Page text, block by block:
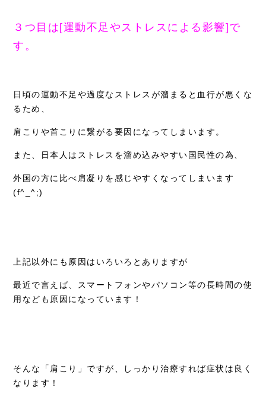
３つ目は[運動不足やストレスによる影響]で
す。
日頃の運動不足や過度なストレスが溜まると血行が悪くな
るため、
肩こりや首こりに繋がる要因になってしまいます。
また、日本人はストレスを溜め込みやすい国民性の為、
外国の方に比べ肩凝りを感じやすくなってしまいます
(f^_^;)
上記以外にも原因はいろいろとありますが
最近で言えば、スマートフォンやパソコン等の長時間の使
用なども原因になっています！
そんな「肩こり」ですが、しっかり治療すれば症状は良く
なります！